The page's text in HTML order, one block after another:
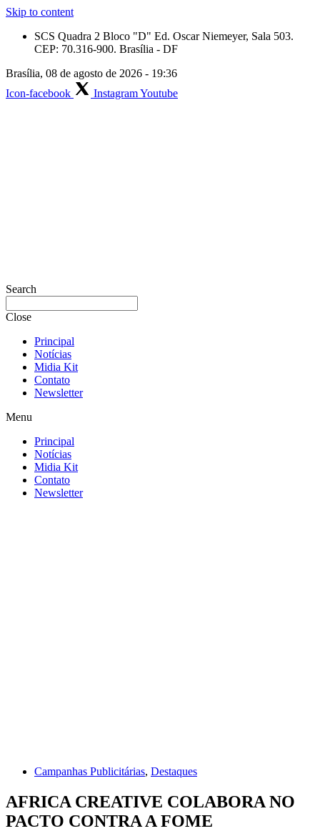
Skip to content
SCS Quadra 2 Bloco "D" Ed. Oscar Niemeyer, Sala 503.
CEP: 70.316-900. Brasília - DF
Brasília, 08 de agosto de 2026 - 19:36
Icon-facebook
InstagramYoutube
Search
Close
Principal
Notícias
Midia Kit
Contato
Newsletter
Menu
Principal
Notícias
Midia Kit
Contato
Newsletter
Campanhas Publicitárias, Destaques
AFRICA CREATIVE COLABORA NO
PACTO CONTRA A FOME